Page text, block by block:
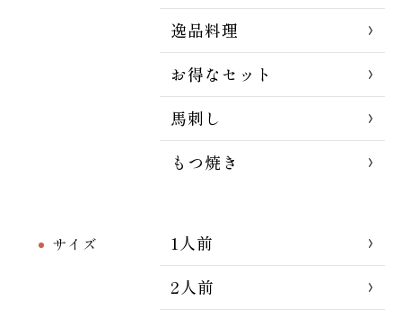
逸品料理
お得なセット
馬刺し
もつ焼き
サイズ
1人前
2人前